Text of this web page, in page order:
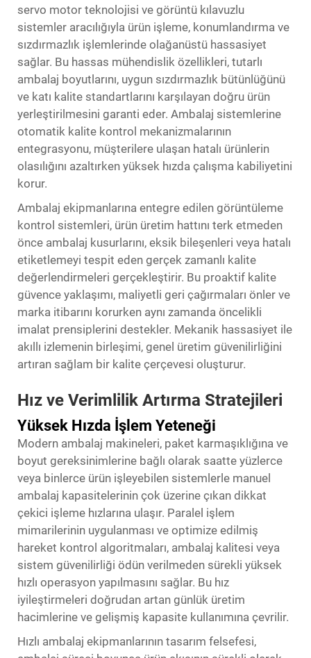
servo motor teknolojisi ve görüntü kılavuzlu
sistemler aracılığıyla ürün işleme, konumlandırma ve
sızdırmazlık işlemlerinde olağanüstü hassasiyet
sağlar. Bu hassas mühendislik özellikleri, tutarlı
ambalaj boyutlarını, uygun sızdırmazlık bütünlüğünü
ve katı kalite standartlarını karşılayan doğru ürün
yerleştirilmesini garanti eder. Ambalaj sistemlerine
otomatik kalite kontrol mekanizmalarının
entegrasyonu, müşterilere ulaşan hatalı ürünlerin
olasılığını azaltırken yüksek hızda çalışma kabiliyetini
korur.
Ambalaj ekipmanlarına entegre edilen görüntüleme
kontrol sistemleri, ürün üretim hattını terk etmeden
önce ambalaj kusurlarını, eksik bileşenleri veya hatalı
etiketlemeyi tespit eden gerçek zamanlı kalite
değerlendirmeleri gerçekleştirir. Bu proaktif kalite
güvence yaklaşımı, maliyetli geri çağırmaları önler ve
marka itibarını korurken aynı zamanda öncelikli
imalat prensiplerini destekler. Mekanik hassasiyet ile
akıllı izlemenin birleşimi, genel üretim güvenilirliğini
artıran sağlam bir kalite çerçevesi oluşturur.
Hız ve Verimlilik Artırma Stratejileri
Yüksek Hızda İşlem Yeteneği
Modern ambalaj makineleri, paket karmaşıklığına ve
boyut gereksinimlerine bağlı olarak saatte yüzlerce
veya binlerce ürün işleyebilen sistemlerle manuel
ambalaj kapasitelerinin çok üzerine çıkan dikkat
çekici işleme hızlarına ulaşır. Paralel işlem
mimarilerinin uygulanması ve optimize edilmiş
hareket kontrol algoritmaları, ambalaj kalitesi veya
sistem güvenilirliği ödün verilmeden sürekli yüksek
hızlı operasyon yapılmasını sağlar. Bu hız
iyileştirmeleri doğrudan artan günlük üretim
hacimlerine ve gelişmiş kapasite kullanımına çevrilir.
Hızlı ambalaj ekipmanlarının tasarım felsefesi,